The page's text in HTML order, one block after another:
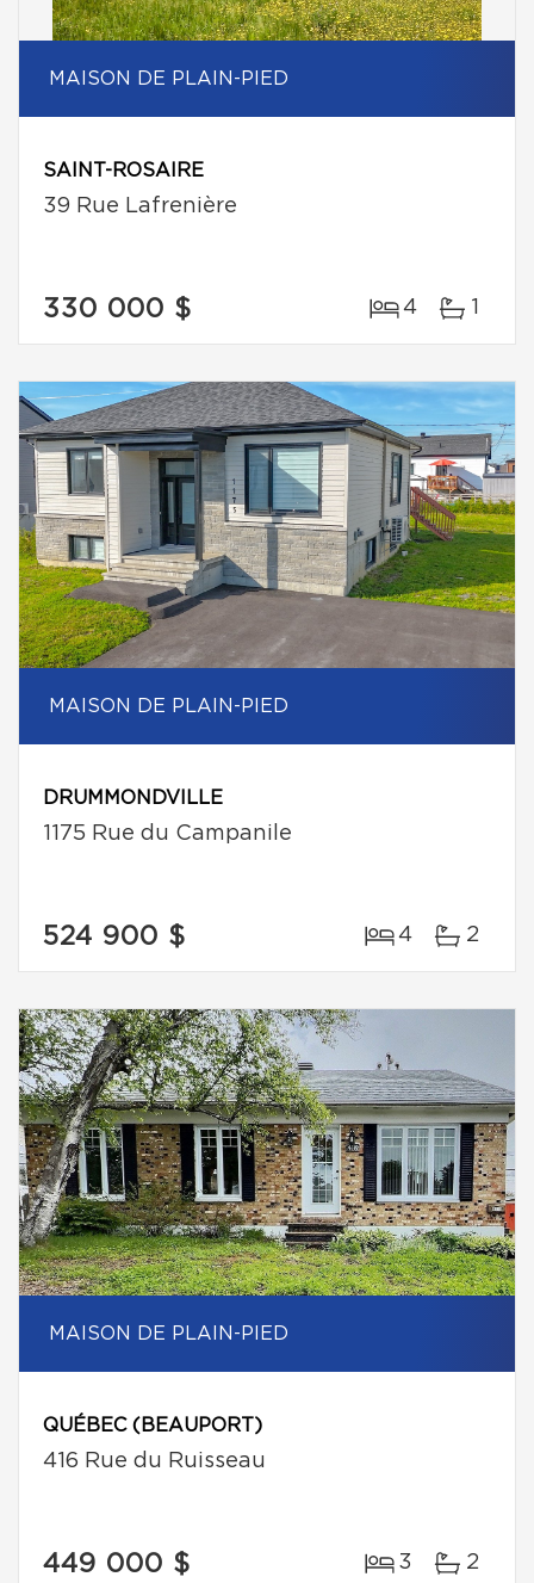
MAISON DE PLAIN-PIED
SAINT-ROSAIRE
39 Rue Lafrenière
330 000 $ 4 1
MAISON DE PLAIN-PIED
DRUMMONDVILLE
1175 Rue du Campanile
524 900 $ 4 2
MAISON DE PLAIN-PIED
QUÉBEC (BEAUPORT)
416 Rue du Ruisseau
449 000 $ 3 2